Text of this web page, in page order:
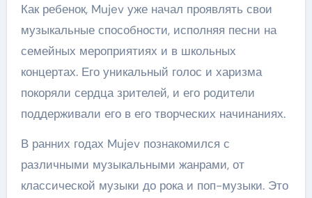
Как ребенок, Mujev уже начал проявлять свои
музыкальные способности, исполняя песни на
семейных мероприятиях и в школьных
концертах. Его уникальный голос и харизма
покоряли сердца зрителей, и его родители
поддерживали его в его творческих начинаниях.
В ранних годах Mujev познакомился с
различными музыкальными жанрами, от
классической музыки до рока и поп-музыки. Это